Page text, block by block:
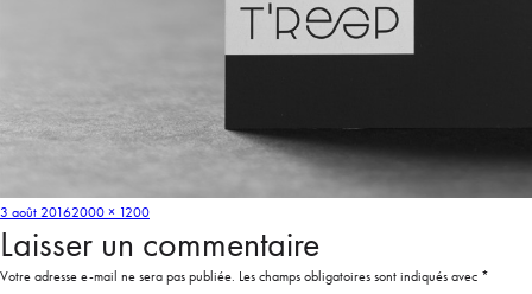
3 août 20162000 × 1200
Laisser un commentaire
Votre adresse e-mail ne sera pas publiée. Les champs obligatoires sont indiqués avec *